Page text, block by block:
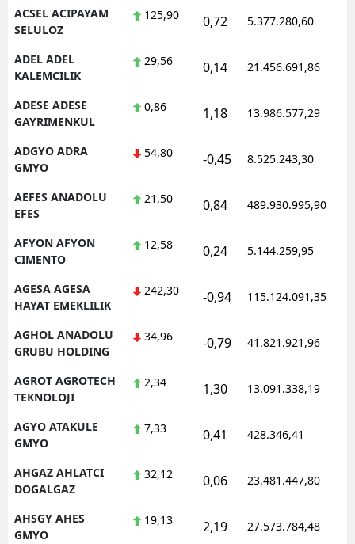
ACSEL ACIPAYAM
SELULOZ
125,90 0,72 5.377.280,60
ADEL ADEL
KALEMCILIK
29,56 0,14 21.456.691,86
ADESE ADESE
GAYRIMENKUL
0,86 1,18 13.986.577,29
ADGYO ADRA
GMYO
54,80 -0,45 8.525.243,30
AEFES ANADOLU
EFES
21,50 0,84 489.930.995,90
AFYON AFYON
CIMENTO
12,58 0,24 5.144.259,95
AGESA AGESA
HAYAT EMEKLILIK
242,30 -0,94 115.124.091,35
AGHOL ANADOLU
GRUBU HOLDING
34,96 -0,79 41.821.921,96
AGROT AGROTECH
TEKNOLOJI
2,34 1,30 13.091.338,19
AGYO ATAKULE
GMYO
7,33 0,41 428.346,41
AHGAZ AHLATCI
DOGALGAZ
32,12 0,06 23.481.447,80
AHSGY AHES
GMYO
19,13 2,19 27.573.784,48